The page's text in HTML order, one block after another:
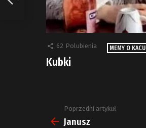
62 Polubienia MEMY O KACU
Kubki
Zobacz
więcej
Poprzedni artykuł
Janusz